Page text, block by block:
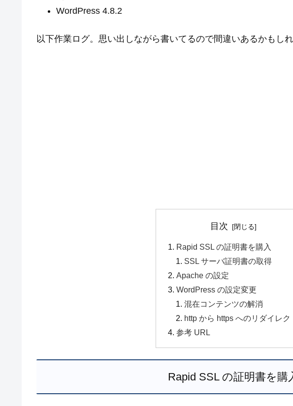
WordPress 4.8.2
以下作業ログ。思い出しながら書いてるので間違いあるかもしれ
目次
Rapid SSL の証明書を購入
SSL サーバ証明書の取得
Apache の設定
WordPress の設定変更
混在コンテンツの解消
http から https へのリダイレク
参考 URL
Rapid SSL の証明書を購